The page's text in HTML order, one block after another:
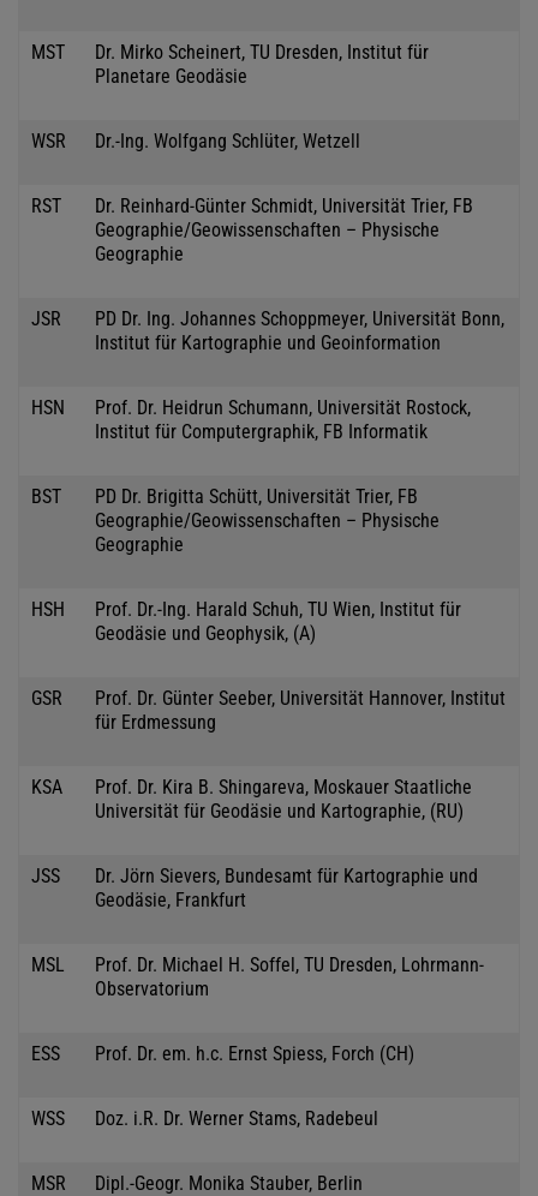
MST
Dr. Mirko Scheinert, TU Dresden, Institut für
Planetare Geodäsie
WSR Dr.-Ing. Wolfgang Schlüter, Wetzell
RST
Dr. Reinhard-Günter Schmidt, Universität Trier, FB
Geographie/Geowissenschaften – Physische
Geographie
JSR
PD Dr. Ing. Johannes Schoppmeyer, Universität Bonn,
Institut für Kartographie und Geoinformation
HSN
Prof. Dr. Heidrun Schumann, Universität Rostock,
Institut für Computergraphik, FB Informatik
BST
PD Dr. Brigitta Schütt, Universität Trier, FB
Geographie/Geowissenschaften – Physische
Geographie
HSH
Prof. Dr.-Ing. Harald Schuh, TU Wien, Institut für
Geodäsie und Geophysik, (A)
GSR
Prof. Dr. Günter Seeber, Universität Hannover, Institut
für Erdmessung
KSA
Prof. Dr. Kira B. Shingareva, Moskauer Staatliche
Universität für Geodäsie und Kartographie, (RU)
JSS
Dr. Jörn Sievers, Bundesamt für Kartographie und
Geodäsie, Frankfurt
MSL
Prof. Dr. Michael H. Soffel, TU Dresden, Lohrmann-
Observatorium
ESS Prof. Dr. em. h.c. Ernst Spiess, Forch (CH)
WSS Doz. i.R. Dr. Werner Stams, Radebeul
MSR Dipl.-Geogr. Monika Stauber, Berlin